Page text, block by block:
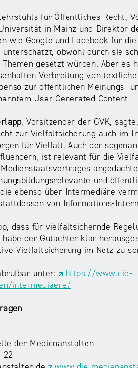
für Öffentliches Recht,
in Mainz und Direktor
wie Google und Facebook für
unterschätzt, obwohl durch sie
gesetzt würden. Aber es
Verbreitung von
zur öffentlichen Meinungs-
User Generated Content
, Vorsitzender der GVK,
zur Vielfaltsicherung auch im
für Vielfalt. Auch der
ist relevant für die
und
ebenso über Intermediäre
von Informations-
dass für vielfaltsichernde
der Gutachter klar
Vielfaltsicherung im Netz zu
unter:
https://www.die-
intermediaere/
der Medienanstalten
22